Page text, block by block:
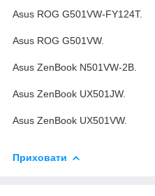
Asus ROG G501VW-FY124T.
Asus ROG G501VW.
Asus ZenBook N501VW-2B.
Asus ZenBook UX501JW.
Asus ZenBook UX501VW.
Приховати